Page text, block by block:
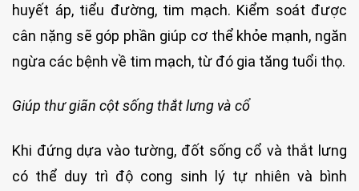
huyết áp, tiểu đường, tim mạch. Kiểm soát được
cân nặng sẽ góp phần giúp cơ thể khỏe mạnh, ngăn
ngừa các bệnh về tim mạch, từ đó gia tăng tuổi thọ.
Giúp thư giãn cột sống thắt lưng và cổ
Khi đứng dựa vào tường, đốt sống cổ và thắt lưng
có thể duy trì độ cong sinh lý tự nhiên và bình